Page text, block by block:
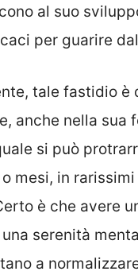
al suo
per guarire
tale fastidio è
anche nella sua
si può
mesi, in
è che avere
serenità
a